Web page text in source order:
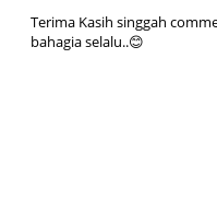
Terima Kasih singgah
bahagia selalu..😊